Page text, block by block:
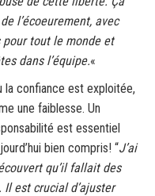
l’écoeurement, avec
tout le monde et
dans l’équipe.«
la confiance est exploitée,
une faiblesse. Un
est essentiel
bien compris! “J’ai
qu’il fallait des
est crucial d’ajuster